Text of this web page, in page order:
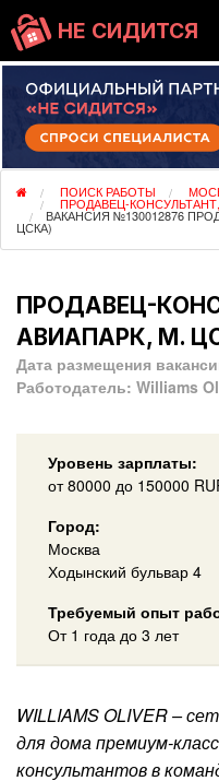
НЕ СИДИТСЯ
ПОИСК РАБОТЫ
ПРОДАВЕЦ-
ВАКАНСИЯ №130012876
ЦСКА)
ПРОДАВЕЦ-
АВИАПАРК, М.
Дата размещения
Работодатель: Williams
Уровень зарплаты:
от80000 до 150000
Город:
Москва
Ходынский бульвар 4
Требуемый опыт
От 1 года до 3 лет
WILLIAMS OLIVER –
для дома премиум-
консультантов в